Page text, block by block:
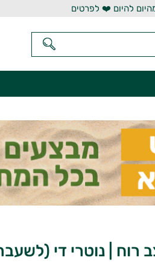
להיום ❤️ לפרטים
רוח | נוטרי די